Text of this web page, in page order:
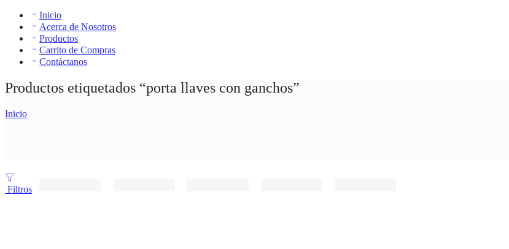
Inicio
Acerca de Nosotros
Productos
Carrito de Compras
Contáctanos
Productos etiquetados “porta llaves con ganchos”
Inicio
Filtros